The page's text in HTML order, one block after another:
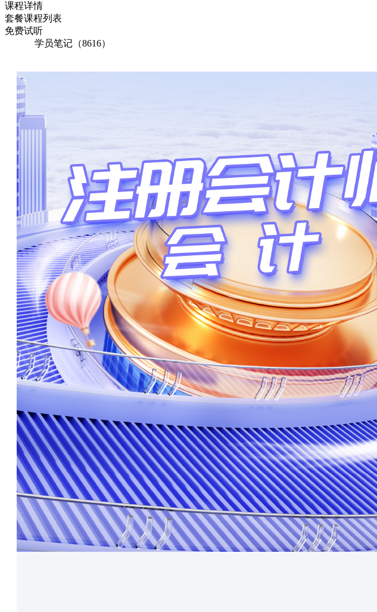
140****3265 刚刚购买了该课程
173****5638 刚刚购买了该课程
172****4755 刚刚购买了该课程
137****2955 刚刚购买了该课程
170****6152 刚刚购买了该课程
179****3372 刚刚购买了该课程
165****1840 刚刚购买了该课程
194****3748 刚刚购买了该课程
132****3170 刚刚购买了该课程
157****4593 刚刚购买了该课程
163****4103 刚刚购买了该课程
178****2370 刚刚购买了该课程
131****4549 刚刚购买了该课程
139****2383 刚刚购买了该课程
课程详情
套餐课程列表
免费试听
学员笔记（8616）